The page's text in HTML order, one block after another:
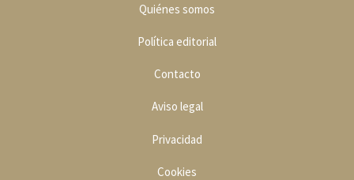
Quiénes somos
Política editorial
Contacto
Aviso legal
Privacidad
Cookies